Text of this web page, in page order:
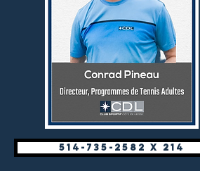
514-735-2582 x 214